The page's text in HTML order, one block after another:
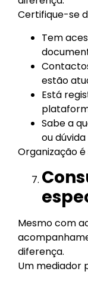
Certifique-se
Tem
estão
Está
Sabe a
ou dúvida
Organização
Mesmo com
diferença.
Um mediador